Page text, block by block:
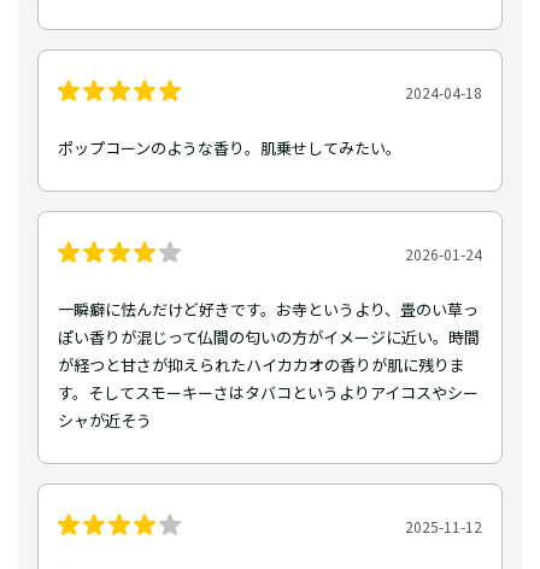
2024-04-18
ポップコーンのような香り。肌乗せしてみたい。
2026-01-24
一瞬癖に怯んだけど好きです。お寺というより、畳のい草っ
ぽい香りが混じって仏間の匂いの方がイメージに近い。時間
が経つと甘さが抑えられたハイカカオの香りが肌に残りま
す。そしてスモーキーさはタバコというよりアイコスやシー
シャが近そう
2025-11-12